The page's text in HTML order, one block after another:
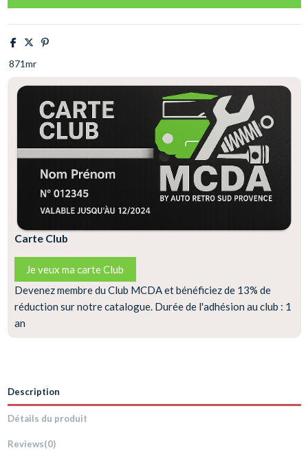
871mr
Carte Club
Je veux ma carte Club
Devenez membre du Club MCDA et bénéficiez de 13% de
réduction sur notre catalogue. Durée de l'adhésion au club : 1
an
Description
Détails du produit
Reviews(0)